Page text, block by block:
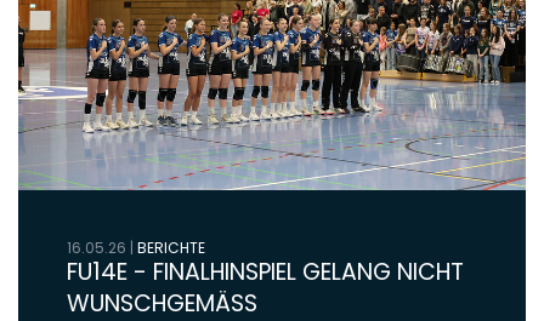
16.05.26 | BERICHTE
FU14E - FINALHINSPIEL GELANG NICHT
WUNSCHGEMÄSS